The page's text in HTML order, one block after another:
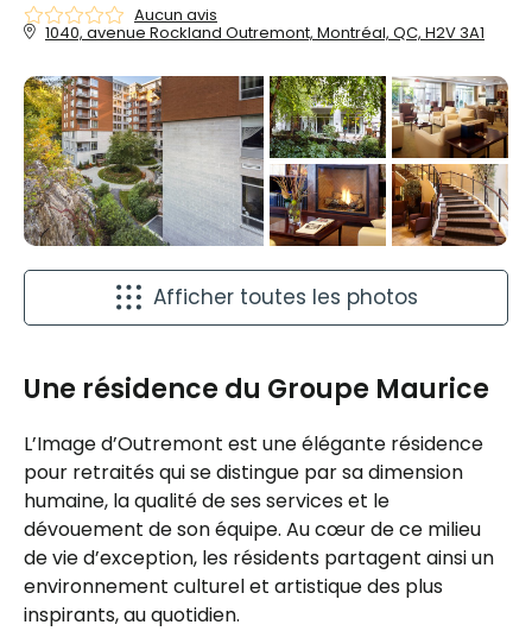
Aucun avis
1040, avenue Rockland Outremont, Montréal, QC, H2V 3A1
Afficher toutes les photos
Une résidence du Groupe Maurice
L’Image d’Outremont est une élégante résidence
pour retraités qui se distingue par sa dimension
humaine, la qualité de ses services et le
dévouement de son équipe. Au cœur de ce milieu
de vie d’exception, les résidents partagent ainsi un
environnement culturel et artistique des plus
inspirants, au quotidien.